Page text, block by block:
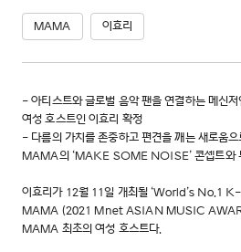
MAMA 이효리
- 아티스트와 글로벌 음악 팬을 연결하는 메신
여성 호스트인 이효리 확정
- 다름의 가치를 존중하고 편견을 깨는 새로움
MAMA의 ‘MAKE SOME NOISE’ 콘셉트와
이효리가 12월 11일 개최될 ‘World’s No.1
MAMA (2021 Mnet ASIAN MUSIC
MAMA 최초의 여성 호스트다.